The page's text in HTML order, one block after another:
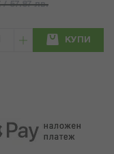
/ 57.87 лв.
КУПИ